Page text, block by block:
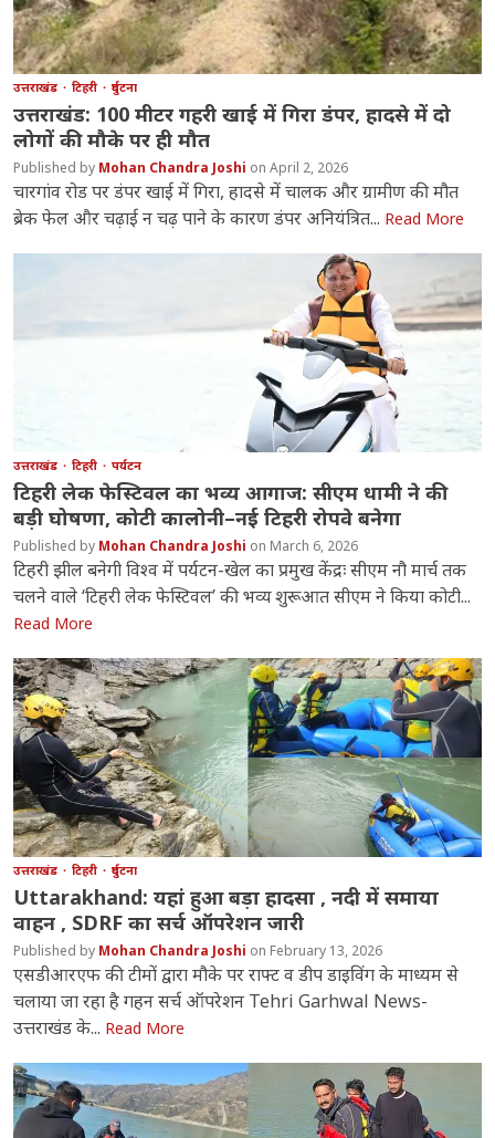
उत्तराखंड टिहरी दुर्घटना
उत्तराखंड: 100 मीटर गहरी खाई में गिरा डंपर, हादसे में दो
लोगों की मौके पर ही मौत
Mohan Chandra Joshi April 2, 2026
चारगांव रोड पर डंपर खाई में गिरा, हादसे में चालक और ग्रामीण की मौत
ब्रेक फेल और चढ़ाई न चढ़ पाने के कारण डंपर अनियंत्रित... Read More
उत्तराखंड टिहरी पर्यटन
टिहरी लेक फेस्टिवल का भव्य आगाज: सीएम धामी ने की
बड़ी घोषणा, कोटी कालोनी–नई टिहरी रोपवे बनेगा
Mohan Chandra Joshi March 6, 2026
टिहरी झील बनेगी विश्व में पर्यटन-खेल का प्रमुख केंद्रः सीएम नौ मार्च तक
चलने वाले ‘टिहरी लेक फेस्टिवल’ की भव्य शुरूआत सीएम ने किया कोटी...
Read More
उत्तराखंड टिहरी दुर्घटना
Uttarakhand: यहां हुआ बड़ा हादसा , नदी में समाया
वाहन , SDRF का सर्च ऑपरेशन जारी
Mohan Chandra Joshi February 13, 2026
एसडीआरएफ की टीमों द्वारा मौके पर राफ्ट व डीप डाइविंग के माध्यम से
चलाया जा रहा है गहन सर्च ऑपरेशन Tehri Garhwal News-
उत्तराखंड के... Read More